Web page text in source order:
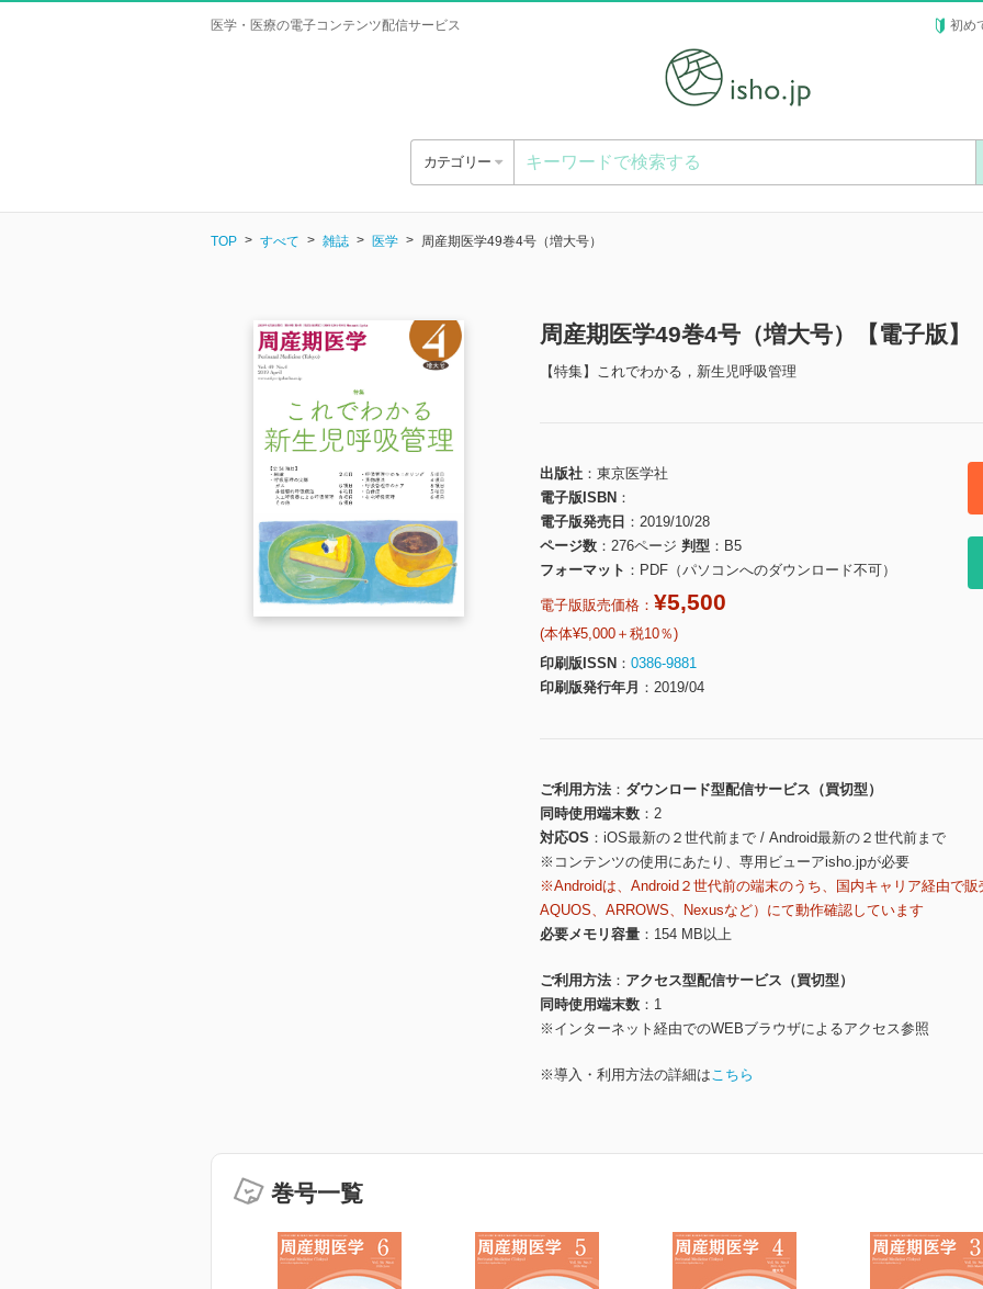
医学・医療の電子コンテンツ配信サービス 初め
カテゴリー
TOP すべて 雑誌 医学 周産期医学49巻4号（増大号）
周産期医学49巻4号（増大号）【電子版】
【特集】これでわかる，新生児呼吸管理
出版社
東京医学社
電子版ISBN
電子版発売日
2019/10/28
ページ数
276ページ 判型
B5
フォーマット
PDF（パソコンへのダウンロード不可）
電子版販売価格： ¥5,500
(本体¥5,000＋税10％)
印刷版ISSN
0386-9881
印刷版発行年月
2019/04
ご利用方法
ダウンロード型配信サービス（買切型）
同時使用端末数
2
対応OS
iOS最新の２世代前まで / Android最新の２世代前まで
※コンテンツの使用にあたり、専用ビューアisho.jpが必要
※Androidは、Android２世代前の端末のうち、国内キャリア経由で販
AQUOS、ARROWS、Nexusなど）にて動作確認しています
必要メモリ容量
154 MB以上
ご利用方法
アクセス型配信サービス（買切型）
同時使用端末数
1
※インターネット経由でのWEBブラウザによるアクセス参照
※導入・利用方法の詳細はこちら
巻号一覧